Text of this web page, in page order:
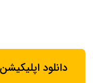
دانلود اپلیکیشن